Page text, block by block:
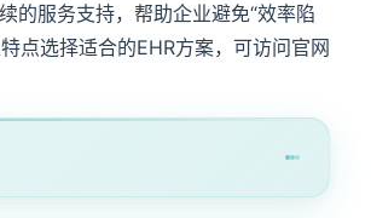
的服务支持，帮助企业避免“效率陷
点选择适合的EHR方案，可访问官网